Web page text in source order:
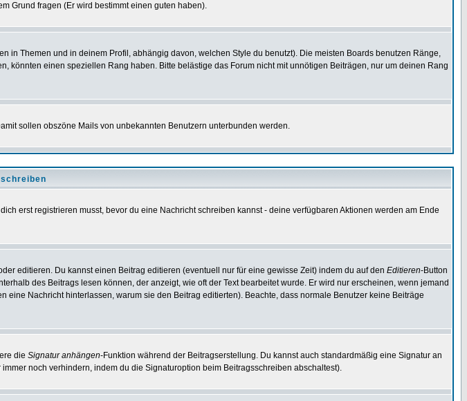
Grund fragen (Er wird bestimmt einen guten haben).
Themen und in deinem Profil, abhängig davon, welchen Style du benutzt). Die meisten Boards benutzen Ränge,
könnten einen speziellen Rang haben. Bitte belästige das Forum nicht mit unnötigen Beiträgen, nur um deinen Rang
sollen obszöne Mails von unbekannten Benutzern unterbunden werden.
erst registrieren musst, bevor du eine Nachricht schreiben kannst - deine verfügbaren Aktionen werden am Ende
editieren. Du kannst einen Beitrag editieren (eventuell nur für eine gewisse Zeit) indem du auf den Editieren-Button
des Beitrags lesen können, der anzeigt, wie oft der Text bearbeitet wurde. Er wird nur erscheinen, wenn jemand
Nachricht hinterlassen, warum sie den Beitrag editierten). Beachte, dass normale Benutzer keine Beiträge
die Signatur anhängen-Funktion während der Beitragserstellung. Du kannst auch standardmäßig eine Signatur an
noch verhindern, indem du die Signaturoption beim Beitragsschreiben abschaltest).